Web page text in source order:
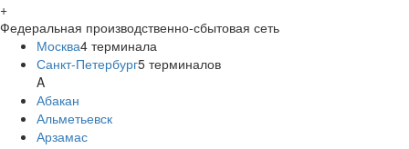
+
Федеральная производственно-сбытовая сеть
Москва4 терминала
Санкт-Петербург5 терминалов
A
Абакан
Альметьевск
Арзамас